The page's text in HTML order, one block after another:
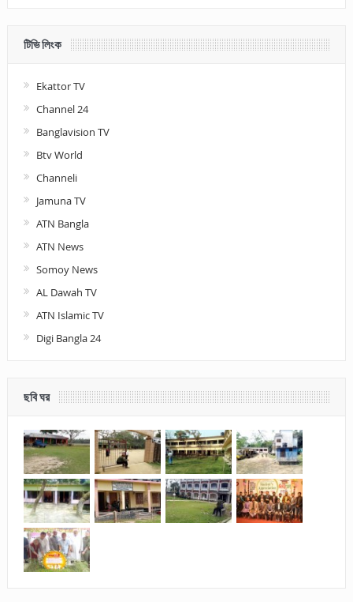
টিভি লিংক
Ekattor TV
Channel 24
Banglavision TV
Btv World
Channeli
Jamuna TV
ATN Bangla
ATN News
Somoy News
AL Dawah TV
ATN Islamic TV
Digi Bangla 24
ছবি ঘর